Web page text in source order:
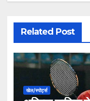
Related Post
खेल/स्पोर्ट्स